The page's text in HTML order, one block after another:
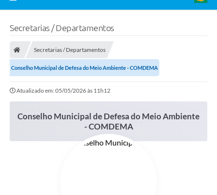
Secretarias / Departamentos
Secretarias / Departamentos
Conselho Municipal de Defesa do Meio Ambiente - COMDEMA
Atualizado em: 05/05/2026 às 11h12
Conselho Municipal de Defesa do Meio Ambiente
- COMDEMA